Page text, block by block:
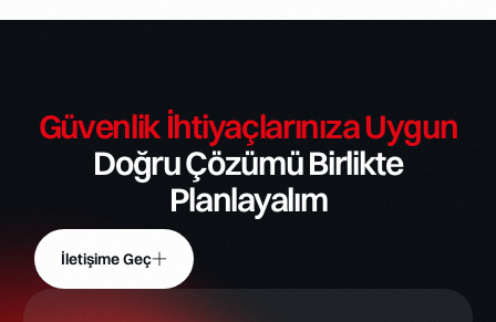
Güvenlik İhtiyaçlarınıza Uygun
Doğru Çözümü Birlikte
Planlayalım
İletişime Geç